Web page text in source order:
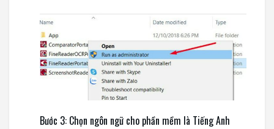
Bước 3: Chọn ngôn ngữ cho phần mềm là Tiếng Anh